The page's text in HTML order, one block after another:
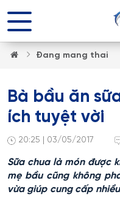
Đang mang thai
​Bà bầu ăn
ích tuyệt vời
20:25 | 03/05/2017
Sữa chua là món được
mẹ bầu cũng không
vừa giúp cung cấp